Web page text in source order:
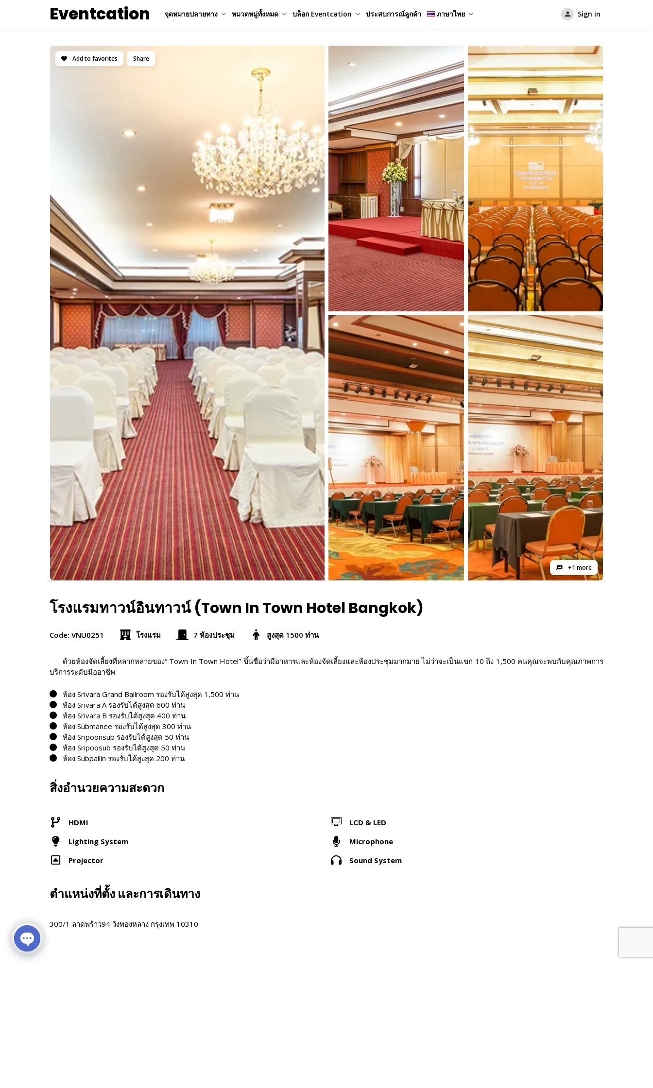
Eventcation จุดหมายปลายทาง หมวดหมู่ทั้งหมด บล็อก Eventcation ประสบการณ์ลูกค้า ภาษาไทย Sign in
Add to favorites Share
+1 more
โรงแรมทาวน์อินทาวน์ (Town In Town Hotel Bangkok)
Code: VNU0251 โรงแรม 7 ห้องประชุม สูงสุด 1500 ท่าน
ด้วยห้องจัดเลี้ยงที่หลากหลายของ“ Town In Town Hotel” ขึ้นชื่อว่ามีอาหารและห้องจัดเลี้ยงและห้องประชุมมากมาย ไม่ว่าจะเป็นแขก 10 ถึง 1,500 คนคุณจะพบกับคุณภาพการ
บริการระดับมืออาชีพ
ห้อง Srivara Grand Ballroom รองรับได้สูงสุด 1,500 ท่าน
ห้อง Srivara A รองรับได้สูงสุด 600 ท่าน
ห้อง Srivara B รองรับได้สูงสุด 400 ท่าน
ห้อง Submanee รองรับได้สูงสุด 300 ท่าน
ห้อง Sripoonsub รองรับได้สูงสุด 50 ท่าน
ห้อง Sripoosub รองรับได้สูงสุด 50 ท่าน
ห้อง Subpailin รองรับได้สูงสุด 200 ท่าน
สิ่งอำนวยความสะดวก
HDMI
LCD & LED
Lighting System
Microphone
Projector
Sound System
ตำแหน่งที่ตั้ง และการเดินทาง
300/1 ลาดพร้าว94 วังทองหลาง กรุงเทพ 10310
Open chaty